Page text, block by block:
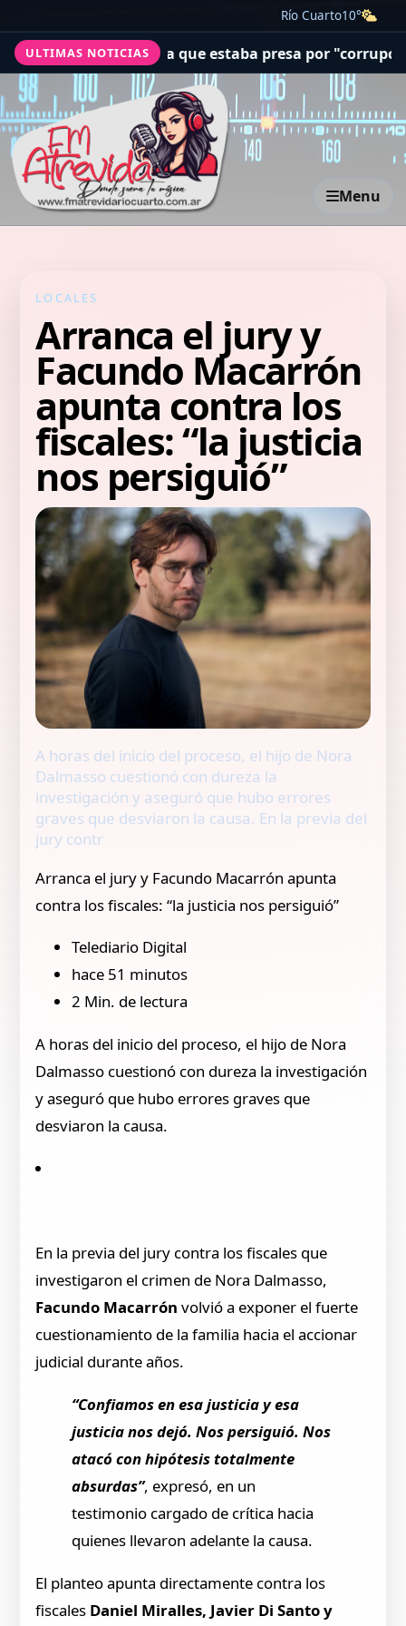
Río Cuarto10°
ULTIMAS NOTICIAS
a una jueza que estaba presa por "corrupción
Menu
LOCALES
Arranca el jury y
Facundo Macarrón
apunta contra los
fiscales: “la justicia
nos persiguió”
A horas del inicio del proceso, el hijo de Nora
Dalmasso cuestionó con dureza la
investigación y aseguró que hubo errores
graves que desviaron la causa. En la previa del
jury contr
Arranca el jury y Facundo Macarrón apunta
contra los fiscales: “la justicia nos persiguió”
Telediario Digital
hace 51 minutos
2 Min. de lectura
A horas del inicio del proceso, el hijo de Nora
Dalmasso cuestionó con dureza la investigación
y aseguró que hubo errores graves que
desviaron la causa.
En la previa del jury contra los fiscales que
investigaron el crimen de Nora Dalmasso,
Facundo Macarrón volvió a exponer el fuerte
cuestionamiento de la familia hacia el accionar
judicial durante años.
“Confiamos en esa justicia y esa
justicia nos dejó. Nos persiguió. Nos
atacó con hipótesis totalmente
absurdas”, expresó, en un
testimonio cargado de crítica hacia
quienes llevaron adelante la causa.
El planteo apunta directamente contra los
fiscales Daniel Miralles, Javier Di Santo y